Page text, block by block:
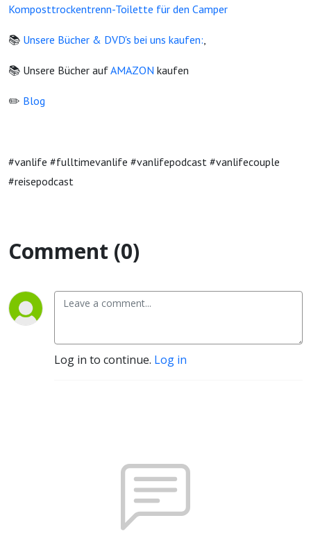
Komposttrockentrenn-Toilette für den Camper
📚 Unsere Bücher & DVD's bei uns kaufen:,
📚 Unsere Bücher aufAMAZON kaufen
✏️ Blog
#vanlife #fulltimevanlife #vanlifepodcast #vanlifecouple
#reisepodcast
Comment (0)
Log in to continue. Log in